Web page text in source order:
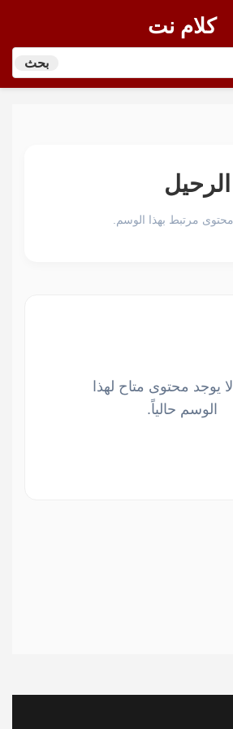
كلام نت
بحث
لا يوجد محتوى متاح لهذا
الوسم حالياً.